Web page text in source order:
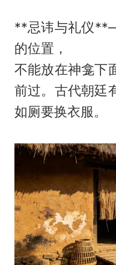
**忌讳与礼仪
的位置，
不能放在神龛下
前过。古代朝
如厕要换衣服。